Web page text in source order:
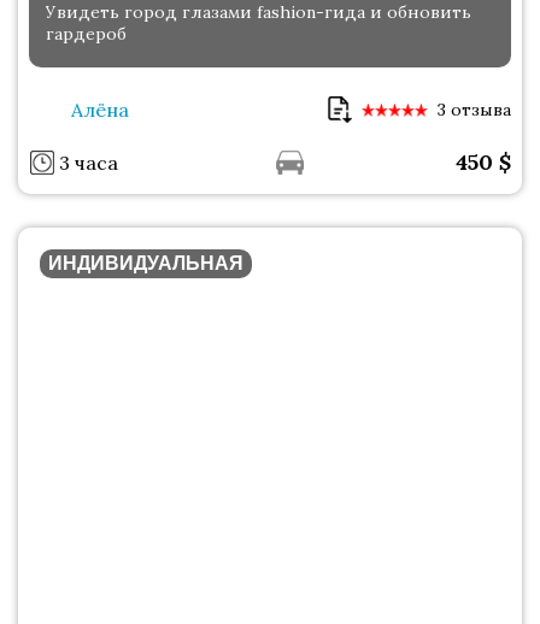
Увидеть город глазами fashion-гида и обновить
гардероб
Алёна 3 отзыва
3 часа 450 $
ИНДИВИДУАЛЬНАЯ